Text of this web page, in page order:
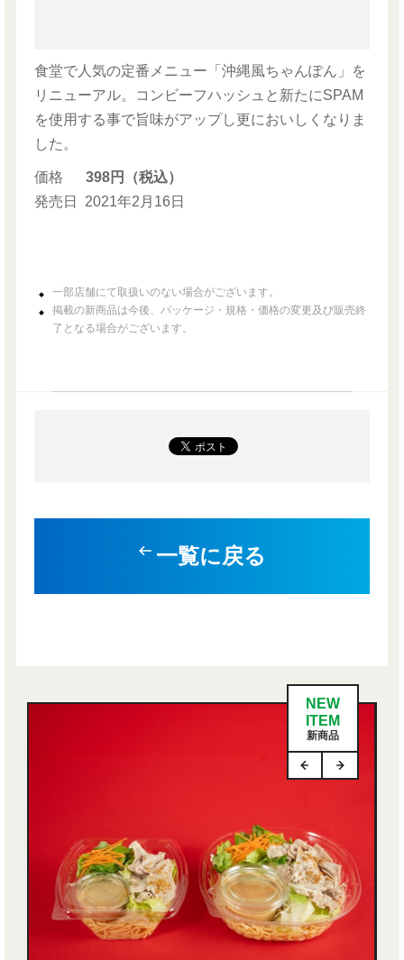
食堂で人気の定番メニュー「沖縄風ちゃんぽん」を
リニューアル。コンビーフハッシュと新たにSPAM
を使用する事で旨味がアップし更においしくなりま
した。
価格
398円（税込）
発売日
2021年2月16日
一部店舗にて取扱いのない場合がございます。
掲載の新商品は今後、パッケージ・規格・価格の変更及び販売終
了となる場合がございます。
一覧に戻る
NEW
ITEM
新商品